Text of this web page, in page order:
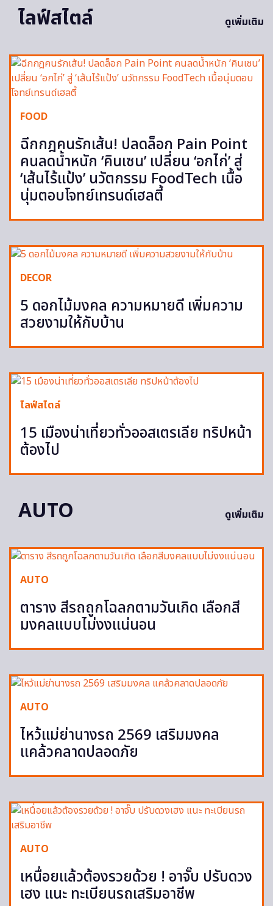
ไลฟ์สไตล์
ดูเพิ่มเติม
FOOD
ฉีกกฎคนรักเส้น! ปลดล็อก Pain Point
คนลดน้ำหนัก ‘คินเซน’ เปลี่ยน ‘อกไก่’ สู่
‘เส้นไร้แป้ง’ นวัตกรรม FoodTech เนื้อ
นุ่มตอบโจทย์เทรนด์เฮลตี้
DECOR
5 ดอกไม้มงคล ความหมายดี เพิ่มความ
สวยงามให้กับบ้าน
ไลฟ์สไตล์
15 เมืองน่าเที่ยวทั่วออสเตรเลีย ทริปหน้า
ต้องไป
AUTO ดูเพิ่มเติม
AUTO
ตาราง สีรถถูกโฉลกตามวันเกิด เลือกสี
มงคลแบบไม่งงแน่นอน
AUTO
ไหว้แม่ย่านางรถ 2569 เสริมมงคล
แคล้วคลาดปลอดภัย
AUTO
เหนื่อยแล้วต้องรวยด้วย ! อาจั๊บ ปรับดวง
เฮง แนะ ทะเบียนรถเสริมอาชีพ